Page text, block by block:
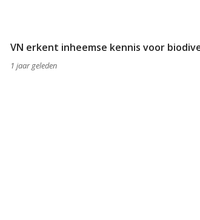
VN erkent inheemse kennis voor
1 jaar geleden